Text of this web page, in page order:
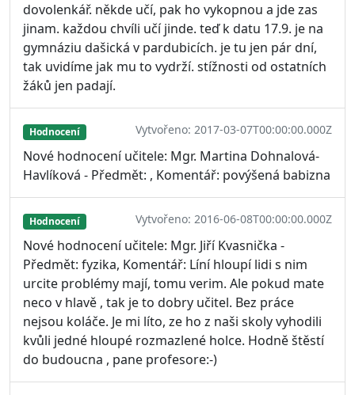
dovolenkář. někde učí, pak ho vykopnou a jde zas
jinam. každou chvíli učí jinde. teď k datu 17.9. je na
gymnáziu dašická v pardubicích. je tu jen pár dní,
tak uvidíme jak mu to vydrží. stížnosti od ostatních
žáků jen padají.
Hodnocení Vytvořeno: 2017-03-07T00:00:00.000Z
Nové hodnocení učitele: Mgr. Martina Dohnalová-
Havlíková - Předmět: , Komentář: povýšená babizna
Hodnocení Vytvořeno: 2016-06-08T00:00:00.000Z
Nové hodnocení učitele: Mgr. Jiří Kvasnička -
Předmět: fyzika, Komentář: Líní hloupí lidi s nim
urcite problémy mají, tomu verim. Ale pokud mate
neco v hlavě , tak je to dobry učitel. Bez práce
nejsou koláče. Je mi líto, ze ho z naši skoly vyhodili
kvůli jedné hloupé rozmazlené holce. Hodně štěstí
do budoucna , pane profesore:-)